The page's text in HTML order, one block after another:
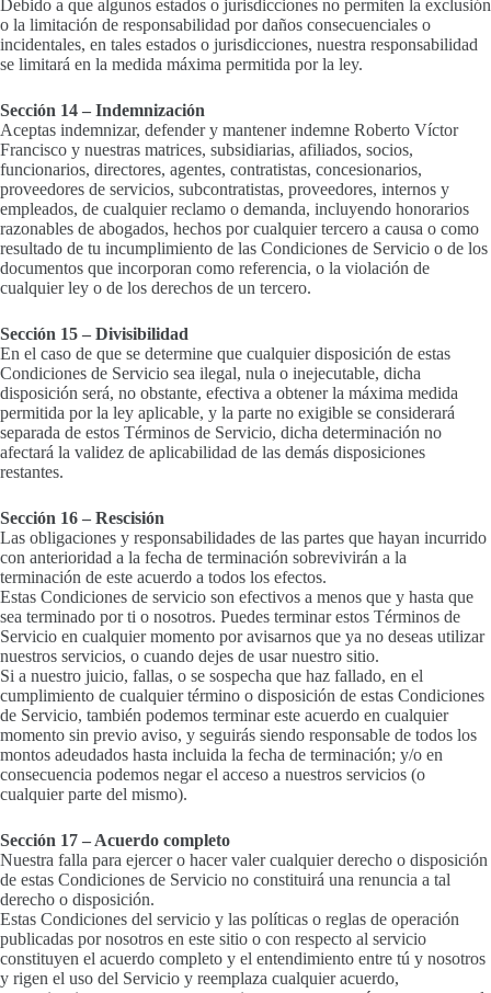
Debido a que algunos estados o jurisdicciones no permiten la exclusión
o la limitación de responsabilidad por daños consecuenciales o
incidentales, en tales estados o jurisdicciones, nuestra responsabilidad
se limitará en la medida máxima permitida por la ley.
Sección 14 – Indemnización
Aceptas indemnizar, defender y mantener indemne Roberto Víctor
Francisco y nuestras matrices, subsidiarias, afiliados, socios,
funcionarios, directores, agentes, contratistas, concesionarios,
proveedores de servicios, subcontratistas, proveedores, internos y
empleados, de cualquier reclamo o demanda, incluyendo honorarios
razonables de abogados, hechos por cualquier tercero a causa o como
resultado de tu incumplimiento de las Condiciones de Servicio o de los
documentos que incorporan como referencia, o la violación de
cualquier ley o de los derechos de un tercero.
Sección 15 – Divisibilidad
En el caso de que se determine que cualquier disposición de estas
Condiciones de Servicio sea ilegal, nula o inejecutable, dicha
disposición será, no obstante, efectiva a obtener la máxima medida
permitida por la ley aplicable, y la parte no exigible se considerará
separada de estos Términos de Servicio, dicha determinación no
afectará la validez de aplicabilidad de las demás disposiciones
restantes.
Sección 16 – Rescisión
Las obligaciones y responsabilidades de las partes que hayan incurrido
con anterioridad a la fecha de terminación sobrevivirán a la
terminación de este acuerdo a todos los efectos.
Estas Condiciones de servicio son efectivos a menos que y hasta que
sea terminado por ti o nosotros. Puedes terminar estos Términos de
Servicio en cualquier momento por avisarnos que ya no deseas utilizar
nuestros servicios, o cuando dejes de usar nuestro sitio.
Si a nuestro juicio, fallas, o se sospecha que haz fallado, en el
cumplimiento de cualquier término o disposición de estas Condiciones
de Servicio, también podemos terminar este acuerdo en cualquier
momento sin previo aviso, y seguirás siendo responsable de todos los
montos adeudados hasta incluida la fecha de terminación; y/o en
consecuencia podemos negar el acceso a nuestros servicios (o
cualquier parte del mismo).
Sección 17 – Acuerdo completo
Nuestra falla para ejercer o hacer valer cualquier derecho o disposición
de estas Condiciones de Servicio no constituirá una renuncia a tal
derecho o disposición.
Estas Condiciones del servicio y las políticas o reglas de operación
publicadas por nosotros en este sitio o con respecto al servicio
constituyen el acuerdo completo y el entendimiento entre tú y nosotros
y rigen el uso del Servicio y reemplaza cualquier acuerdo,